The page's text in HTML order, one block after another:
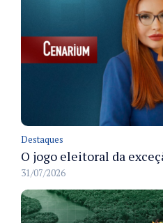
Destaques
O jogo eleitoral da
31/07/2026